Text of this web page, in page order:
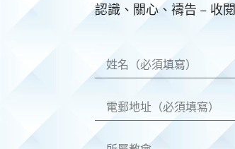
認識、關心、禱告 – 收